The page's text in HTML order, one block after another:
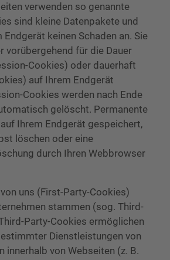
verwenden so genannte
sind kleine Datenpakete und
keinen Schaden an. Sie
vorübergehend für die Dauer
Cookies) oder dauerhaft
auf Ihrem Endgerät
Cookies werden nach Ende
gelöscht. Permanente
Ihrem Endgerät gespeichert,
löschen oder eine
durch Ihren Webbrowser
uns (First-Party-Cookies)
stammen (sog. Third-
Party-Cookies ermöglichen
Dienstleistungen von
innerhalb von Webseiten (z. B.